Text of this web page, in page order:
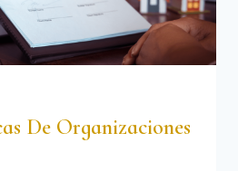
De Organizaciones